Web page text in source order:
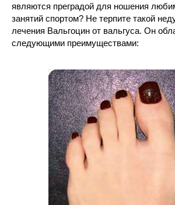
являются преградой для ношения
занятий спортом? Не терпите такой
лечения Вальгоцин от вальгуса. Он
следующими преимуществами: